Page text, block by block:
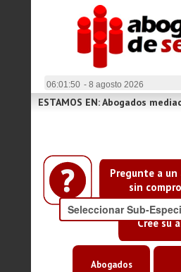
06:01:50 - 8 agosto 2026
Pregunte a un
sin
Cree su
ESTAMOS EN: Abogados
Abogados